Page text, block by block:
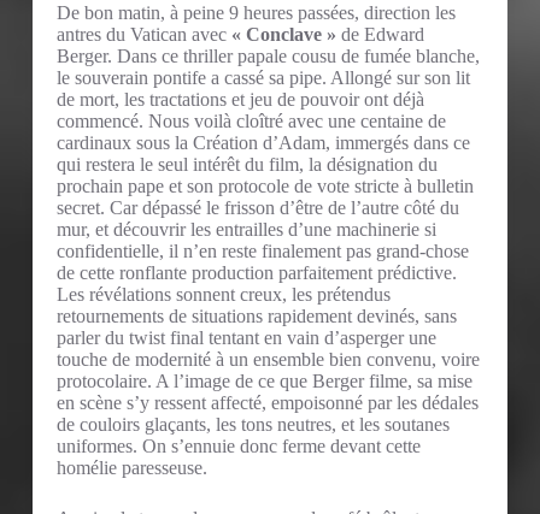
De bon matin, à peine 9 heures passées, direction les
antres du Vatican avec « Conclave » de Edward
Berger. Dans ce thriller papale cousu de fumée blanche,
le souverain pontife a cassé sa pipe. Allongé sur son lit
de mort, les tractations et jeu de pouvoir ont déjà
commencé. Nous voilà cloîtré avec une centaine de
cardinaux sous la Création d’Adam, immergés dans ce
qui restera le seul intérêt du film, la désignation du
prochain pape et son protocole de vote stricte à bulletin
secret. Car dépassé le frisson d’être de l’autre côté du
mur, et découvrir les entrailles d’une machinerie si
confidentielle, il n’en reste finalement pas grand-chose
de cette ronflante production parfaitement prédictive.
Les révélations sonnent creux, les prétendus
retournements de situations rapidement devinés, sans
parler du twist final tentant en vain d’asperger une
touche de modernité à un ensemble bien convenu, voire
protocolaire. A l’image de ce que Berger filme, sa mise
en scène s’y ressent affecté, empoisonné par les dédales
de couloirs glaçants, les tons neutres, et les soutanes
uniformes. On s’ennuie donc ferme devant cette
homélie paresseuse.